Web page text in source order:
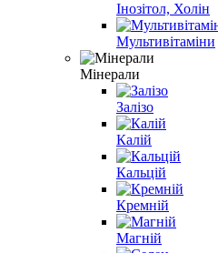
Інозітол, Холін
Мультивітаміни
Мінерали
Залізо
Калій
Кальцій
Кремній
Магній